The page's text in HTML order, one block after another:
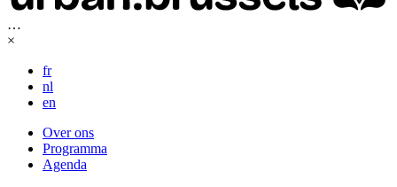
…
×
fr
nl
en
Over ons
Programma
Agenda